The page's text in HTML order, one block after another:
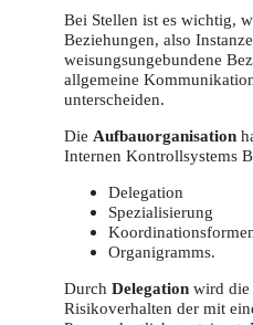
Bei Stellen ist es wichtig,
Beziehungen, also
weisungsungebundene
allgemeine
unterscheiden.
Die Aufbauorganisation
Internen Kontrollsystems
Delegation
Spezialisierung
Organigramms.
Durch Delegation wird die
Risikoverhalten der mit